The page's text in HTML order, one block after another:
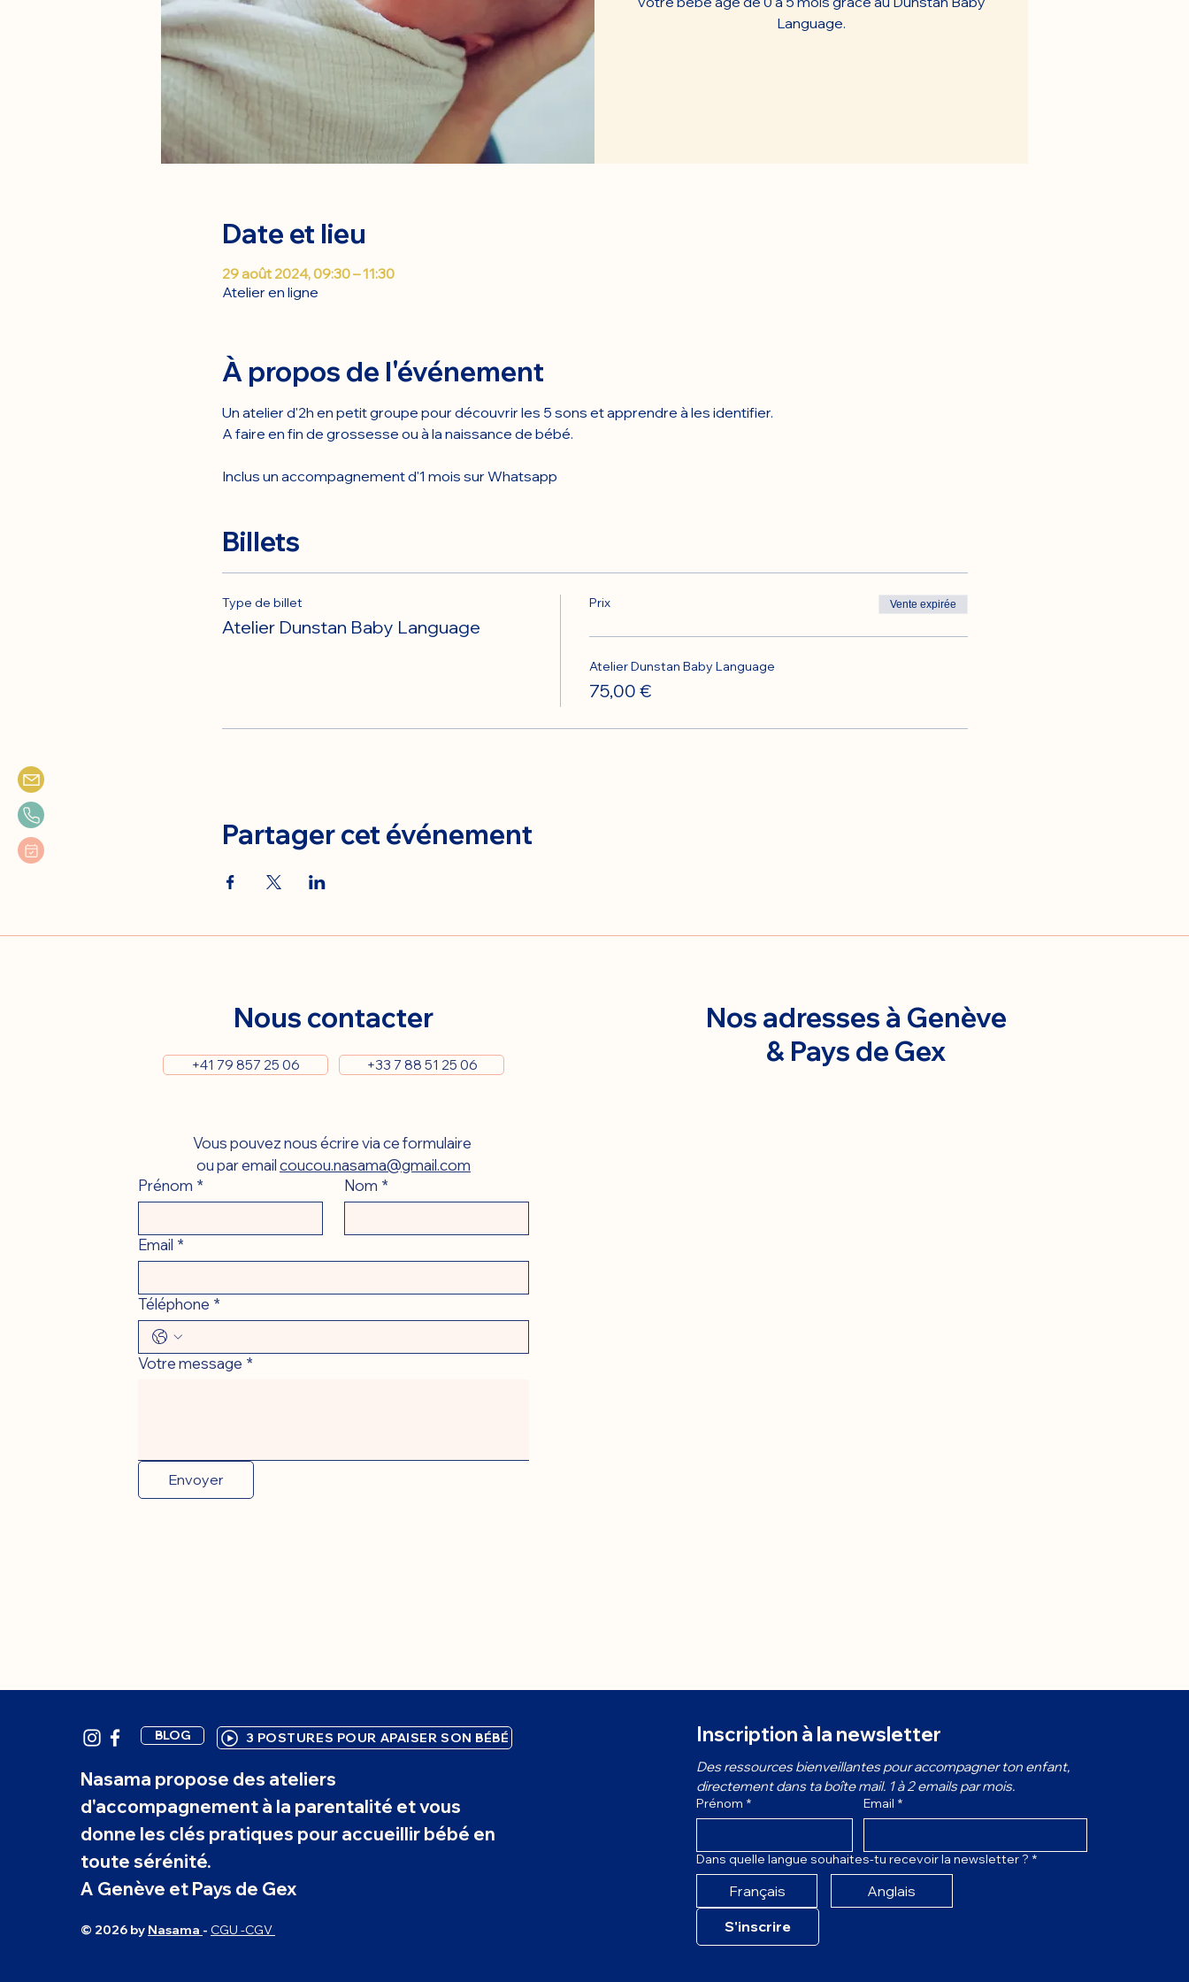
Language.
Date et lieu
29 août 2024, 09:30 – 11:30
Atelier en ligne
À propos de l'événement
Un atelier d'2h en petit groupe pour découvrir les 5 sons et apprendre à les identifier.
A faire en fin de grossesse ou à la naissance de bébé.
Inclus un accompagnement d'1 mois sur Whatsapp
Billets
Type de billet
Atelier Dunstan Baby Language
Prix Vente expirée
Atelier Dunstan Baby Language
75,00 €
Partager cet événement
Nous contacter
+41 79 857 25 06 +33 7 88 51 25 06
Vous pouvez nous écrire via ce formulaire
ou par email coucou.nasama@gmail.com
Prénom * Nom *
Email *
Téléphone *
Votre message *
Envoyer
Nos adresses à Genève
& Pays de Gex
BLOG 3 POSTURES POUR APAISER SON BÉBÉ
Nasama propose des ateliers
d'accompagnement à la parentalité et vous
donne les clés pratiques pour accueillir bébé en
toute sérénité.
A Genève et Pays de Gex
© 2026 by Nasama - CGU -CGV
Inscription à la newsletter
Des ressources bienveillantes pour accompagner ton enfant,
directement dans ta boîte mail. 1 à 2 emails par mois.
Prénom * Email *
Dans quelle langue souhaites-tu recevoir la newsletter ? *
Français
Anglais
S'inscrire